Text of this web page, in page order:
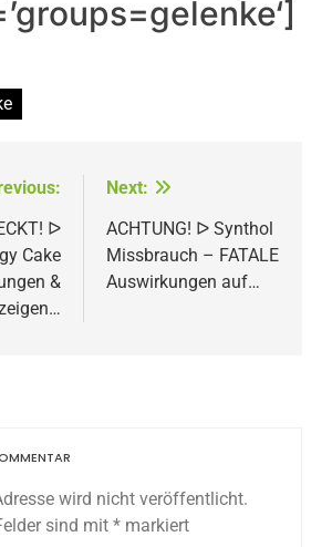
ᐅ
Cake
&
Next:
ACHTUNG! ᐅ Synthol
Missbrauch – FATALE
Auswirkungen auf…
wird nicht veröffentlicht.
sind mit *markiert